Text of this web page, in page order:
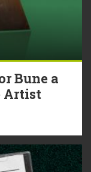
Bune a
Artist